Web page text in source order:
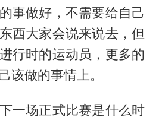
事做好，不需要给自己
西大家会说来说去，但
行时的运动员，更多的
该做的事情上。
一场正式比赛是什么时